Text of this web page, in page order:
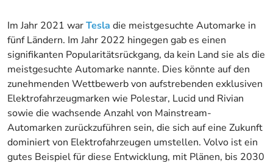
Im Jahr 2021 warTesla die meistgesuchte Automarke in
fünf Ländern. Im Jahr 2022 hingegen gab es einen
signifikanten Popularitätsrückgang, da kein Land sie als die
meistgesuchte Automarke nannte. Dies könnte auf den
zunehmenden Wettbewerb von aufstrebenden exklusiven
Elektrofahrzeugmarken wie Polestar, Lucid und Rivian
sowie die wachsende Anzahl von Mainstream-
Automarken zurückzuführen sein, die sich auf eine Zukunft
dominiert von Elektrofahrzeugen umstellen. Volvo ist ein
gutes Beispiel für diese Entwicklung, mit Plänen, bis 2030